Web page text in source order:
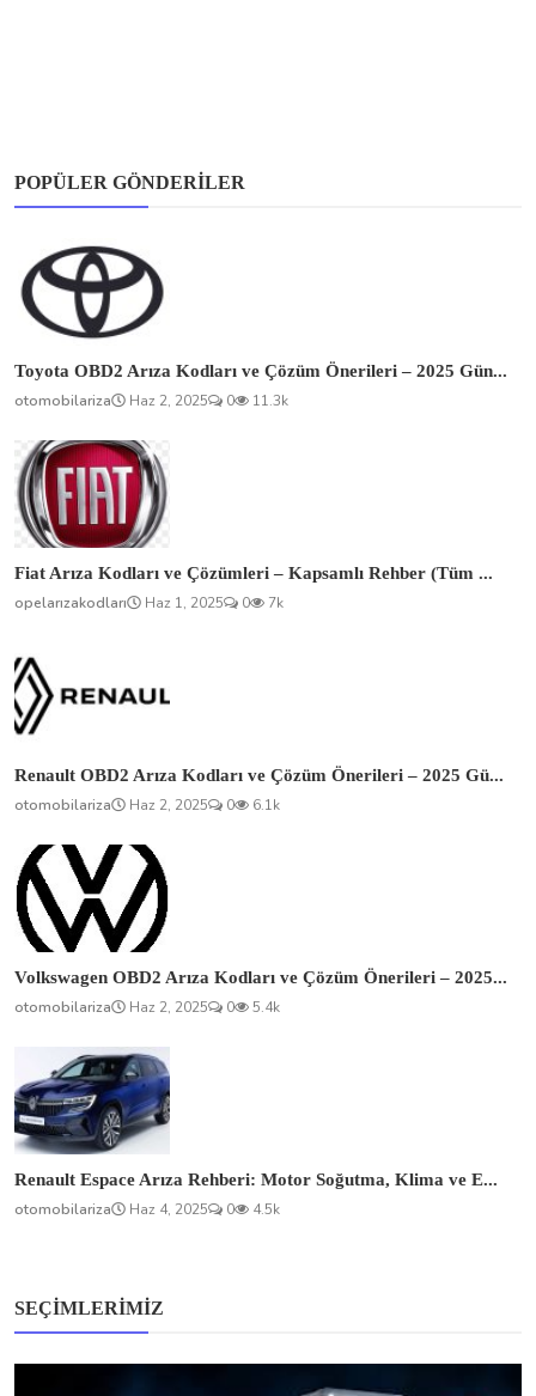
POPÜLER GÖNDERILER
Toyota OBD2 Arıza Kodları ve Çözüm Önerileri – 2025 Gün...
otomobilariza
Haz 2, 2025 0 11.3k
Fiat Arıza Kodları ve Çözümleri – Kapsamlı Rehber (Tüm ...
opelarızakodları
Haz 1, 2025 0 7k
Renault OBD2 Arıza Kodları ve Çözüm Önerileri – 2025 Gü...
otomobilariza
Haz 2, 2025 0 6.1k
Volkswagen OBD2 Arıza Kodları ve Çözüm Önerileri – 2025...
otomobilariza
Haz 2, 2025 0 5.4k
Renault Espace Arıza Rehberi: Motor Soğutma, Klima ve E...
otomobilariza
Haz 4, 2025 0 4.5k
SEÇIMLERIMIZ